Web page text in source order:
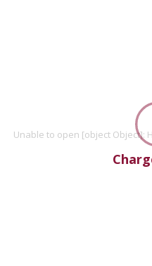
Unable to open [object Object]: